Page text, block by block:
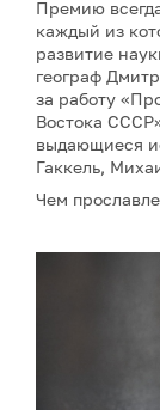
Премию
каждый из
развитие
географ
за работу
Востока
выдающиеся
Гаккель,
Чем